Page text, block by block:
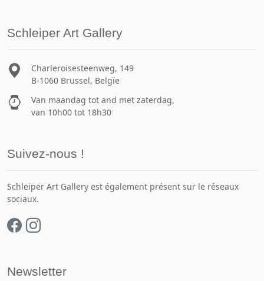
Schleiper Art Gallery
Charleroisesteenweg, 149
B-1060 Brussel, Belgïe
Van maandag tot and met zaterdag,
van 10h00 tot 18h30
Suivez-nous !
Schleiper Art Gallery est également présent sur le réseaux
sociaux.
Newsletter